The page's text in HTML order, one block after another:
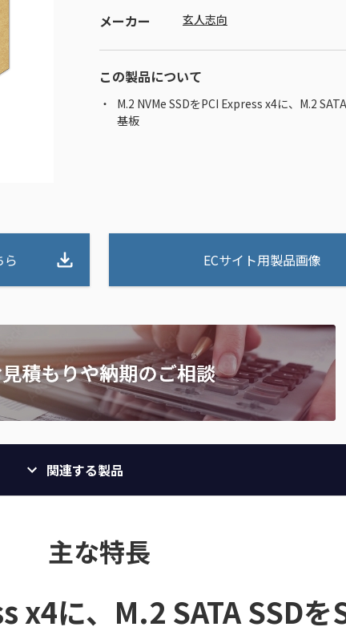
メーカー 玄人志向
この製品について
M.2 NVMe SSDをPCI Express x4に、M.2
基板
ECサイト用製品画像
関連する製品
主な特長
x4に、M.2 SATA SSDを